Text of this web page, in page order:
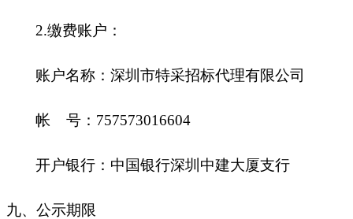
2.缴费账户：
账户名称：深圳市特采招标代理有限公司
帐 号：757573016604
开户银行：中国银行深圳中建大厦支行
九、公示期限